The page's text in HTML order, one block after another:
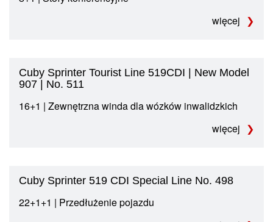
więcej
Cuby Sprinter Tourist Line 519CDI | New Model
907 | No. 511
16+1 | Zewnętrzna winda dla wózków inwalidzkich
więcej
Cuby Sprinter 519 CDI Special Line No. 498
22+1+1 | Przedłużenie pojazdu